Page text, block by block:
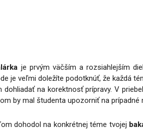
je prvým väčším a rozsiahlejším
je veľmi doležíte podotknúť, že každá
dohliadať na korektnosť prípravy. V
by mal študenta upozorniť na prípadné
dohodol na konkrétnej téme tvojej